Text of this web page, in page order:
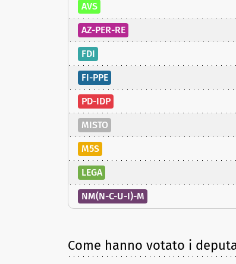
AVS
AZ-PER-RE
FDI
FI-PPE
PD-IDP
MISTO
M5S
LEGA
NM(N-C-U-I)-M
Come hanno votato i